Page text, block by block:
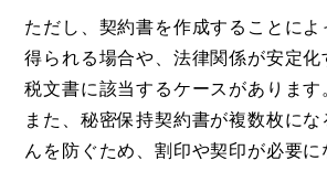
ただし、契約書を作成することに
得られる場合や、法律関係が安定化
税文書に該当するケースがあります
また、秘密保持契約書が複数枚に
んを防ぐため、割印や契印が必要に